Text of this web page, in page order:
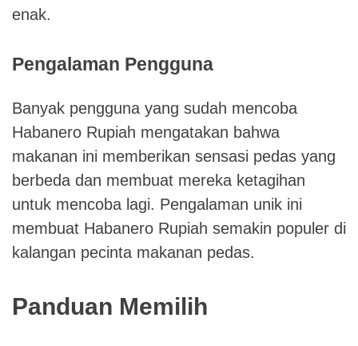
enak.
Pengalaman Pengguna
Banyak pengguna yang sudah mencoba
Habanero Rupiah mengatakan bahwa
makanan ini memberikan sensasi pedas yang
berbeda dan membuat mereka ketagihan
untuk mencoba lagi. Pengalaman unik ini
membuat Habanero Rupiah semakin populer di
kalangan pecinta makanan pedas.
Panduan Memilih